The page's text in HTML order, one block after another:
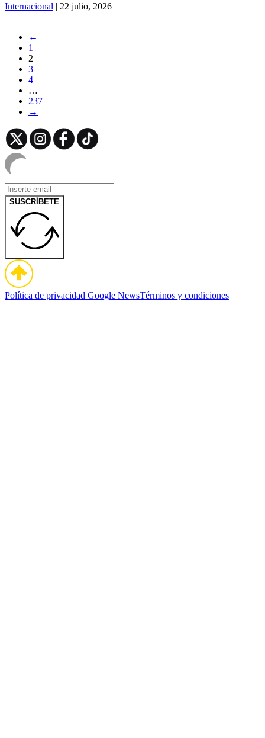
Internacional | 22 julio, 2026
←
1
2
3
4
…
237
→
SUSCRÍBETE
Política de privacidad Google NewsTérminos y condiciones